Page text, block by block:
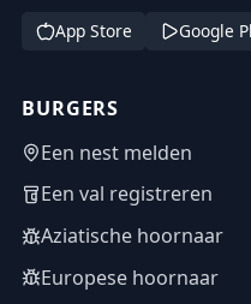
App Store Google
BURGERS
Een nest melden
Een val registreren
Aziatische hoornaar
Europese hoornaar